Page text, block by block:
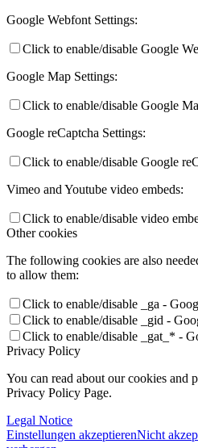
Google Webfont Settings:
Click to enable/disable Google
Google Map Settings:
Click to enable/disable Google
Google reCaptcha Settings:
Click to enable/disable Google
Vimeo and Youtube video embeds:
Click to enable/disable video
Other cookies
The following cookies are also
to allow them:
Click to enable/disable _ga -
Click to enable/disable _gid -
Click to enable/disable _gat_* -
Privacy Policy
You can read about our cookies and
Privacy Policy Page.
Legal Notice
Einstellungen akzeptierenNicht